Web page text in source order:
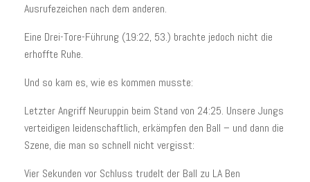
Ausrufezeichen nach dem anderen.
Eine Drei-Tore-Führung (19:22, 53.) brachte jedoch nicht die
erhoffte Ruhe.
Und so kam es, wie es kommen musste:
Letzter Angriff Neuruppin beim Stand von 24:25. Unsere Jungs
verteidigen leidenschaftlich, erkämpfen den Ball – und dann die
Szene, die man so schnell nicht vergisst:
Vier Sekunden vor Schluss trudelt der Ball zu LA Ben